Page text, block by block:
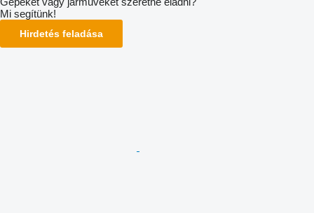
Mi segítünk!
Hirdetés feladása